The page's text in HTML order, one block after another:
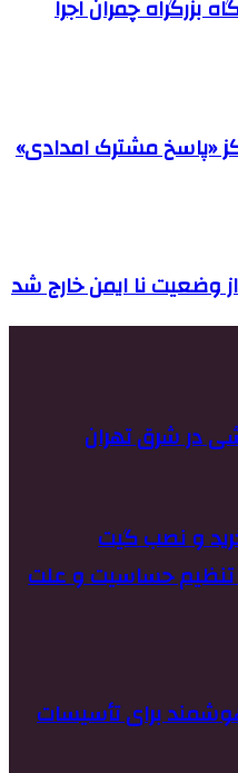
بزرگراه چمران اجرا
«پاسخ مشترک امدادی»
وضعیت نا ایمن خارج شد
در شرق تهران
و نصب گیت
تنظیم حساسیت و علت
برای تأسیسات